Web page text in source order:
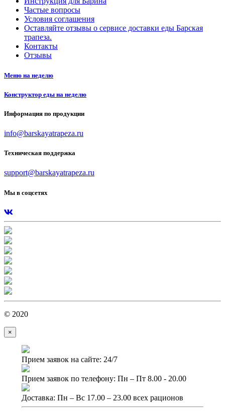
Частые вопросы
Условия соглашения
Оставляйте отзывы о сервисе доставки еды Барская
трапеза.
Контакты
Отзывы
Меню на неделю
Конструктор еды на неделю
Информация по продукции
info@barskayatrapeza.ru
Техническая поддержка
support@barskayatrapeza.ru
Мы в соцсетях
© 2020
×
Прием заявок на сайте: 24/7
Прием заявок по телефону: Пн – Пт 8.00 - 20.00
Доставка: Пн – Вс 17.00 – 23.00 всех рационов